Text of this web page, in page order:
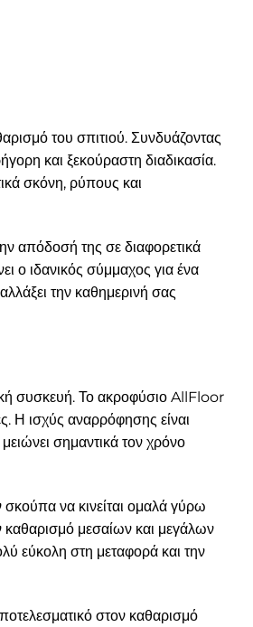
του σπιτιού. Συνδυάζοντας
και ξεκούραστη διαδικασία.
σκόνη, ρύπους και
απόδοσή της σε διαφορετικά
ο ιδανικός σύμμαχος για ένα
την καθημερινή σας
συσκευή. Το ακροφύσιο AllFloor
Η ισχύς αναρρόφησης είναι
σημαντικά τον χρόνο
σκούπα να κινείται ομαλά γύρω
καθαρισμό μεσαίων και μεγάλων
εύκολη στη μεταφορά και την
στον καθαρισμό